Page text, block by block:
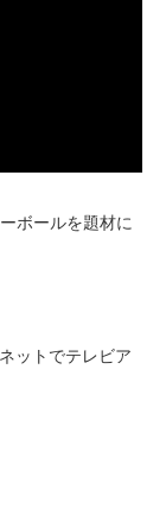
ボールを題材に
ットでテレビア